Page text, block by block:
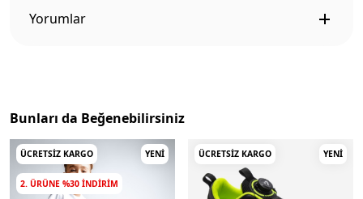
Yorumlar
Bunları da Beğenebilirsiniz
ÜCRETSIZ KARGO YENI
2. ÜRÜNE %30 INDIRIM
ÜCRETSIZ KARGO YENI